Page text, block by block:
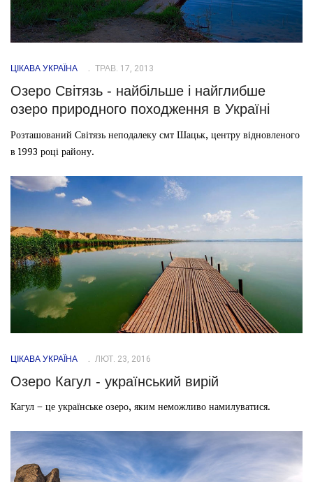
ЦІКАВА УКРАЇНА ТРАВ. 17, 2013
Озеро Світязь - найбільше і найглибше
озеро природного походження в Україні
Розташований Світязь неподалеку смт Шацьк, центру відновленого
в 1993 році району.
ЦІКАВА УКРАЇНА ЛЮТ. 23, 2016
Озеро Кагул - український вирій
Кагул – це українське озеро, яким неможливо намилуватися.